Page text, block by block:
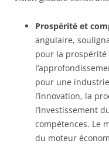
Prospérité et
angulaire,
pour la prospérité
pour une
l’innovation, la
l’investissement
compétences. Le
du moteur